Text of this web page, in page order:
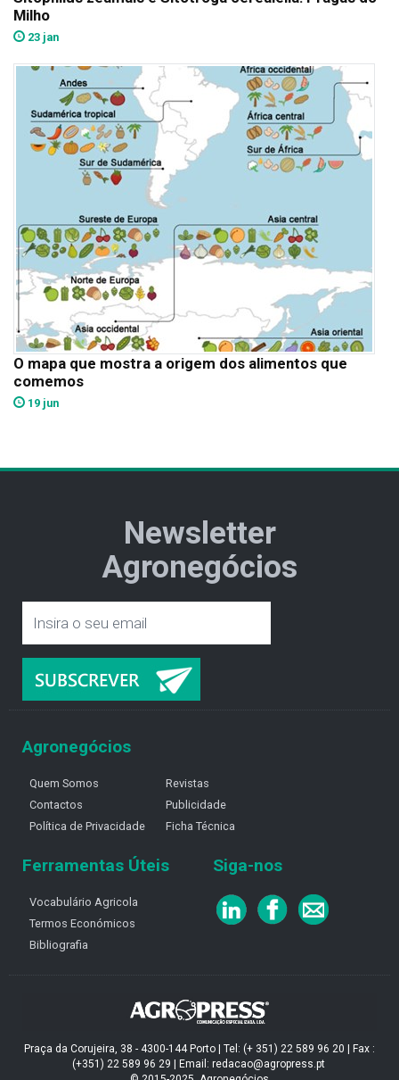
Milho
23 jan
O mapa que mostra a origem dos alimentos que
comemos
19 jun
Newsletter
Agronegócios
Agronegócios
Quem Somos
Contactos
Política de Privacidade
Revistas
Publicidade
Ficha Técnica
Ferramentas Úteis
Vocabulário Agricola
Termos Económicos
Bibliografia
Siga-nos
Praça da Corujeira, 38 - 4300-144 Porto | Tel: (+ 351) 22 589 96 20 | Fax :
(+351) 22 589 96 29 | Email: redacao@agropress.pt